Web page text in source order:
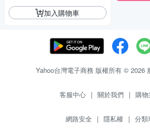
加入購物車
Yahoo台灣電子商務 版權所有 © 2026
客服中心 | 關於我們 | 購物
網路安全 | 隱私權 | 分類